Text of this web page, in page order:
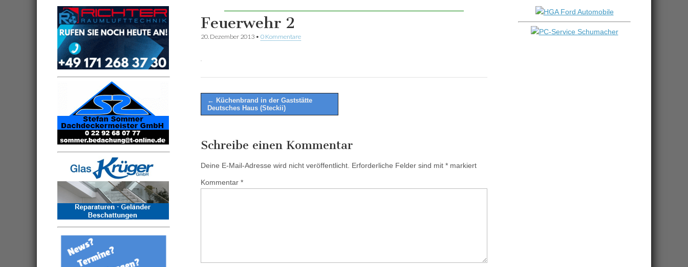
Feuerwehr 2
20. Dezember 2013 • 0 Kommentare
Post
navigation
← Küchenbrand in der Gaststätte
Deutsches Haus (Steckii)
Schreibe einen Kommentar
Deine E-Mail-Adresse wird nicht veröffentlicht. Erforderliche Felder sind mit * markiert
Kommentar *